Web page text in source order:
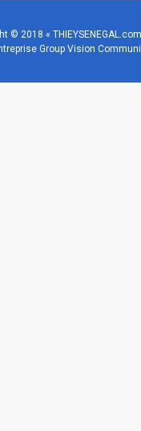
© 2018 «
Group Vision